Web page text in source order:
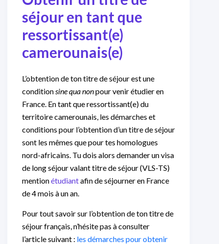
séjouren tant que
ressortissant(e)
camerounais(e)
L’obtention de ton titre de séjour est une
conditionsine qua nonpour venir étudier en
France. En tant que ressortissant(e) du
territoire camerounais, les démarches et
conditions pour l’obtention d’un titre de séjour
sont les mêmes que pour tes homologues
nord-africains. Tu dois alors demander un visa
de long séjour valant titre de séjour (VLS-TS)
mentionétudiantafin de séjourner en France
de 4 mois à un an.
Pour tout savoir sur l’obtention de ton titre de
séjour français, n’hésite pas à consulter
l’article suivant : les démarches pour obtenir